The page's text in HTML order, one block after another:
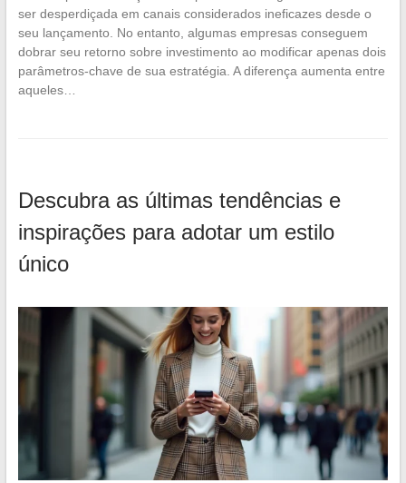
ser desperdiçada em canais considerados ineficazes desde o
seu lançamento. No entanto, algumas empresas conseguem
dobrar seu retorno sobre investimento ao modificar apenas dois
parâmetros-chave de sua estratégia. A diferença aumenta entre
aqueles…
Descubra as últimas tendências e
inspirações para adotar um estilo
único